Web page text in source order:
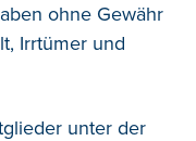
ohne Gewähr
Irrtümer und
unter der